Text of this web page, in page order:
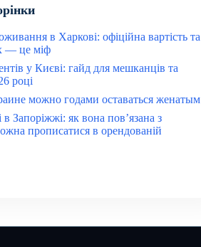
в Харкові: офіційна вартість та
— це міф
у Києві: гайд для мешканців та
році
можно годами оставаться женатым
Запоріжжі: як вона пов’язана з
прописатися в орендованій